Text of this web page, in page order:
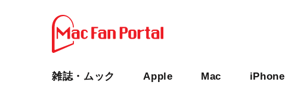
雑誌・ムック Apple Mac iPhone